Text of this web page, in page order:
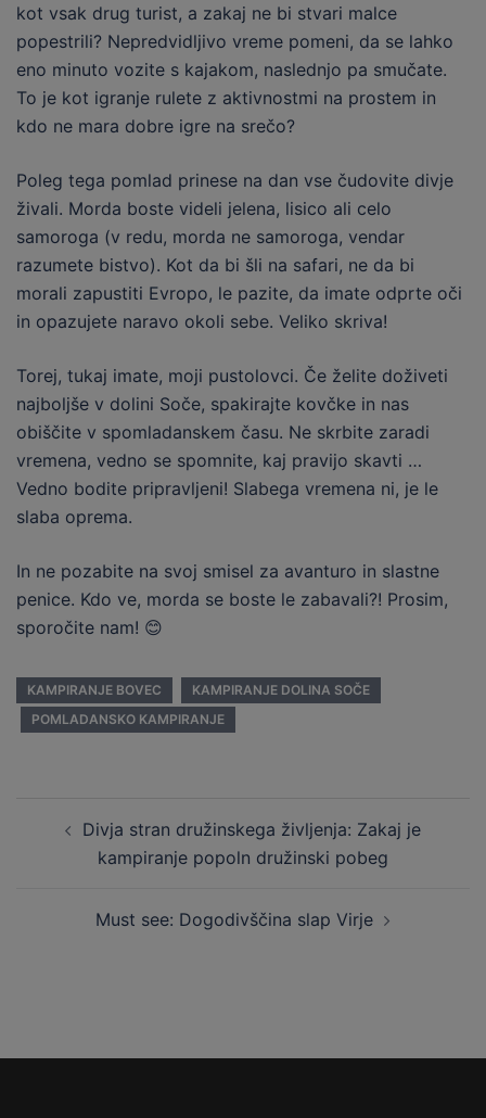
kot vsak drug turist, a zakaj ne bi stvari malce
popestrili? Nepredvidljivo vreme pomeni, da se lahko
eno minuto vozite s kajakom, naslednjo pa smučate.
To je kot igranje rulete z aktivnostmi na prostem in
kdo ne mara dobre igre na srečo?
Poleg tega pomlad prinese na dan vse čudovite divje
živali. Morda boste videli jelena, lisico ali celo
samoroga (v redu, morda ne samoroga, vendar
razumete bistvo). Kot da bi šli na safari, ne da bi
morali zapustiti Evropo, le pazite, da imate odprte oči
in opazujete naravo okoli sebe. Veliko skriva!
Torej, tukaj imate, moji pustolovci. Če želite doživeti
najboljše v dolini Soče, spakirajte kovčke in nas
obiščite v spomladanskem času. Ne skrbite zaradi
vremena, vedno se spomnite, kaj pravijo skavti …
Vedno bodite pripravljeni! Slabega vremena ni, je le
slaba oprema.
In ne pozabite na svoj smisel za avanturo in slastne
penice. Kdo ve, morda se boste le zabavali?! Prosim,
sporočite nam! 😊
KAMPIRANJE BOVEC
KAMPIRANJE DOLINA SOČE
POMLADANSKO KAMPIRANJE
navigation
Divja stran družinskega življenja: Zakaj je
kampiranje popoln družinski pobeg
Must see: Dogodivščina slap Virje